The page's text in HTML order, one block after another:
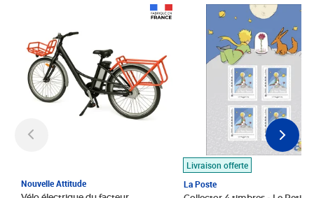
Nouvelle Attitude
Livraison offerte
La Poste
Prix 7,50€